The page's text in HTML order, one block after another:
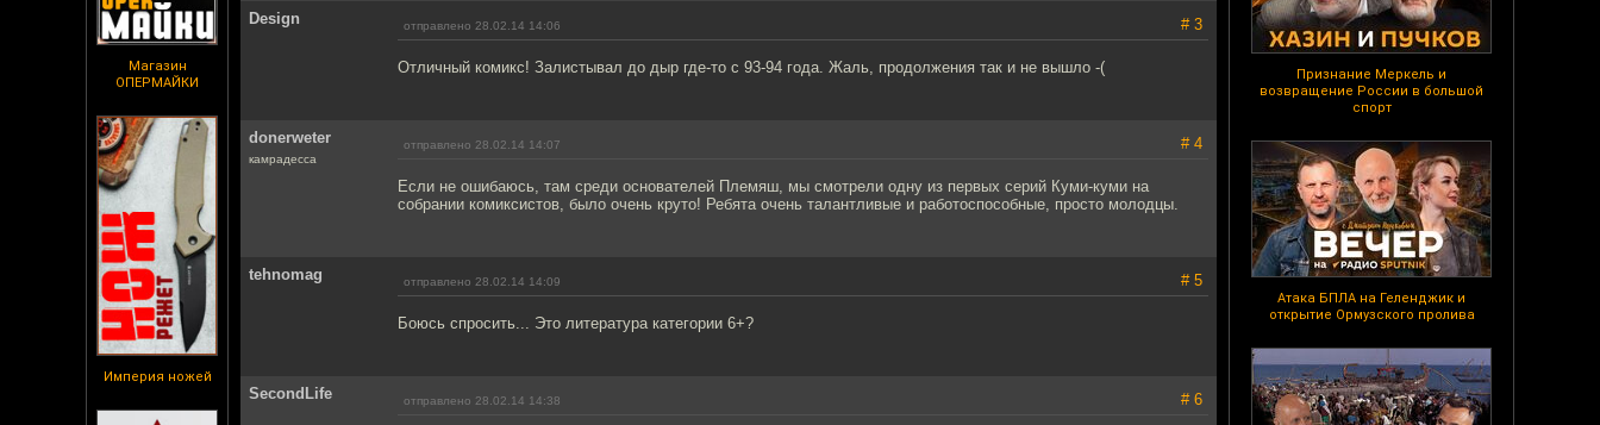
Магазин
ОПЕРМАЙКИ
Империя ножей
Признание Меркель и
возвращение России в большой
спорт
Атака БПЛА на Геленджик и
открытие Ормузского пролива
Design отправлено 28.02.14 14:06 # 3
Отличный комикс! Залистывал до дыр где-то с 93-94 года. Жаль, продолжения так и не вышло -(
donerweter
камрадесса
отправлено 28.02.14 14:07 # 4
Если не ошибаюсь, там среди основателей Племяш, мы смотрели одну из первых серий Куми-куми на
собрании комиксистов, было очень круто! Ребята очень талантливые и работоспособные, просто молодцы.
tehnomag отправлено 28.02.14 14:09 # 5
Боюсь спросить... Это литература категории 6+?
SecondLife отправлено 28.02.14 14:38 # 6